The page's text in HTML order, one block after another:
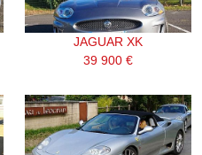
JAGUAR XK
39 900 €